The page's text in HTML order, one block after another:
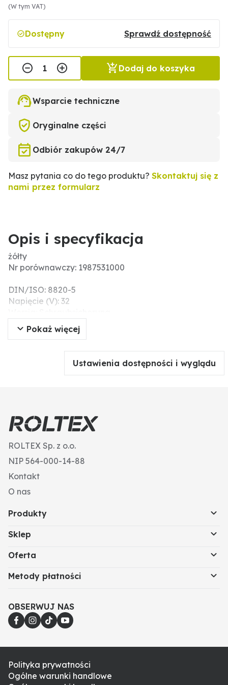
(W tym VAT)
Dostępny Sprawdź dostępność
Dodaj do koszyka
Wsparcie techniczne
Oryginalne części
Odbiór zakupów 24/7
Masz pytania co do tego produktu? Skontaktuj się z
nami przez formularz
Opis i specyfikacja
żółty
Nr porównawczy: 1987531000
DIN/ISO: 8820-5
Napięcie (V): 32
Prąd nominalny (A): 100
Pokaż więcej
Ustawienia dostępności i wyglądu
ROLTEX Sp. z o.o.
NIP 564-000-14-88
Kontakt
O nas
Produkty
Sklep
Oferta
Metody płatności
OBSERWUJ NAS
Polityka prywatności
Ogólne warunki handlowe